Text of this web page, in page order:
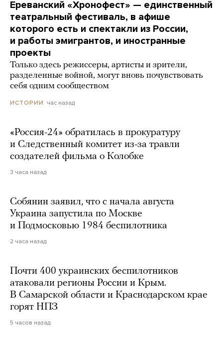
Ереванский «Хронофест» — единственный
театральный фестиваль, в афише
которого есть и спектакли из России,
и работы эмигрантов, и иностранные
проекты
Только здесь режиссеры, артисты и зрители,
разделенные войной, могут вновь почувствовать
себя одним сообществом
ИСТОРИИ час назад
«Россия-24» обратилась в прокуратуру
и Следственный комитет из-за травли
создателей фильма о Колобке
3 часа назад
Собянин заявил, что с начала августа
Украина запустила по Москве
и Подмосковью 1984 беспилотника
2 часа назад
Почти 400 украинских беспилотников
атаковали регионы России и Крым.
В Самарской области и Краснодарском крае
горят НПЗ
5 часов назад